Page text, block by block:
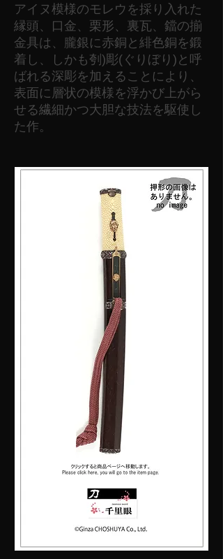
アイヌ模様のモレウを採り入れた
縁頭、口金、栗形、裏瓦、鐺の揃
金具は、朧銀に赤銅と緋色銅を鍛
着し、しかも刳)彫(ぐりぼり)と呼
ばれる深彫を加えることにより、
表面に層状の模様を浮かび上がら
せる繊細かつ大胆な技法を駆使し
た作。